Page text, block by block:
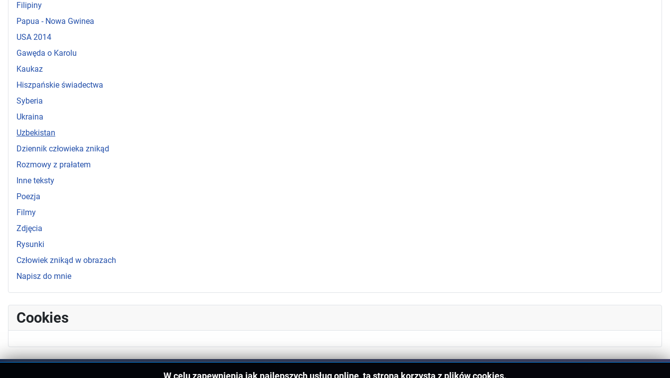
Filipiny
Papua - Nowa Gwinea
USA 2014
Gawęda o Karolu
Kaukaz
Hiszpańskie świadectwa
Syberia
Ukraina
Uzbekistan
Dziennik człowieka znikąd
Rozmowy z prałatem
Inne teksty
Poezja
Filmy
Zdjęcia
Rysunki
Człowiek znikąd w obrazach
Napisz do mnie
Cookies
W celu zapewnienia jak najlepszych usług online, ta strona korzysta z plików cookies.